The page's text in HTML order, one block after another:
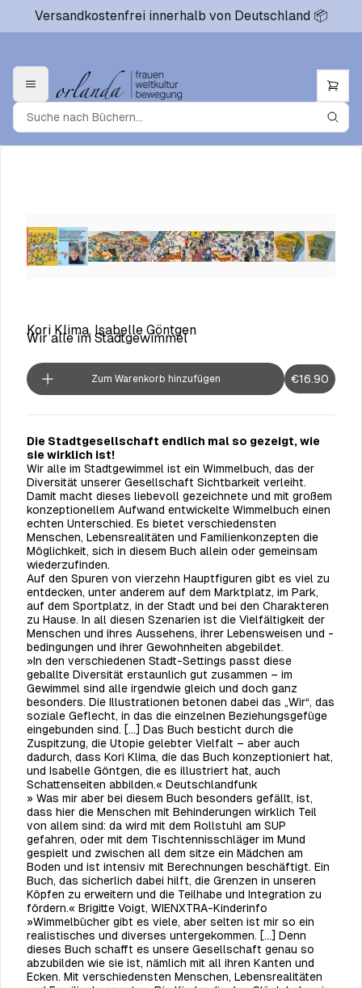
Versandkostenfrei innerhalb von Deutschland 📦
Kori Klima, Isabelle Göntgen
Wir alle im Stadtgewimmel
Zum Warenkorb hinzufügen €16.90
Die Stadtgesellschaft endlich mal so gezeigt, wie
sie wirklich ist!
Wir alle im Stadtgewimmel ist ein Wimmelbuch, das der
Diversität unserer Gesellschaft Sichtbarkeit verleiht.
Damit macht dieses liebevoll gezeichnete und mit großem
konzeptionellem Aufwand entwickelte Wimmelbuch einen
echten Unterschied. Es bietet verschiedensten
Menschen, Lebensrealitäten und Familienkonzepten die
Möglichkeit, sich in diesem Buch allein oder gemeinsam
wiederzufinden.
Auf den Spuren von vierzehn Hauptfiguren gibt es viel zu
entdecken, unter anderem auf dem Marktplatz, im Park,
auf dem Sportplatz, in der Stadt und bei den Charakteren
zu Hause. In all diesen Szenarien ist die Vielfältigkeit der
Menschen und ihres Aussehens, ihrer Lebensweisen und -
bedingungen und ihrer Gewohnheiten abgebildet.
»In den verschiedenen Stadt-Settings passt diese
geballte Diversität erstaunlich gut zusammen – im
Gewimmel sind alle irgendwie gleich und doch ganz
besonders. Die Illustrationen betonen dabei das „Wir“, das
soziale Geflecht, in das die einzelnen Beziehungsgefüge
eingebunden sind. [...] Das Buch besticht durch die
Zuspitzung, die Utopie gelebter Vielfalt – aber auch
dadurch, dass Kori Klima, die das Buch konzeptioniert hat,
und Isabelle Göntgen, die es illustriert hat, auch
Schattenseiten abbilden.« Deutschlandfunk
» Was mir aber bei diesem Buch besonders gefällt, ist,
dass hier die Menschen mit Behinderungen wirklich Teil
von allem sind: da wird mit dem Rollstuhl am SUP
gefahren, oder mit dem Tischtennisschläger im Mund
gespielt und zwischen all dem sitze ein Mädchen am
Boden und ist intensiv mit Berechnungen beschäftigt. Ein
Buch, das sicherlich dabei hilft, die Grenzen in unseren
Köpfen zu erweitern und die Teilhabe und Integration zu
fördern.« Brigitte Voigt, WIENXTRA-Kinderinfo
»Wimmelbücher gibt es viele, aber selten ist mir so ein
realistisches und diverses untergekommen. [...] Denn
dieses Buch schafft es unsere Gesellschaft genau so
abzubilden wie sie ist, nämlich mit all ihren Kanten und
Ecken. Mit verschiedensten Menschen, Lebensrealitäten